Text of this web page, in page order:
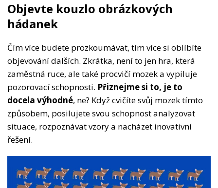
Objevte kouzlo obrázkových
hádanek
Čím více budete prozkoumávat, tím více si oblíbíte
objevování dalších. Zkrátka, není to jen hra, která
zaměstná ruce, ale také procvičí mozek a vypiluje
pozorovací schopnosti. Přiznejme si to, je to
docela výhodné, ne? Když cvičíte svůj mozek tímto
způsobem, posilujete svou schopnost analyzovat
situace, rozpoznávat vzory a nacházet inovativní
řešení.